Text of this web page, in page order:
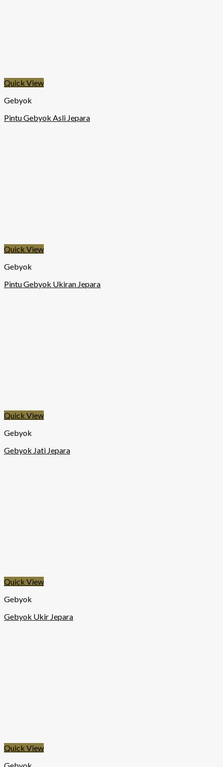
Quick View
Gebyok
Pintu Gebyok Asli Jepara
Quick View
Gebyok
Pintu Gebyok Ukiran Jepara
Quick View
Gebyok
Gebyok Jati Jepara
Quick View
Gebyok
Gebyok Ukir Jepara
Quick View